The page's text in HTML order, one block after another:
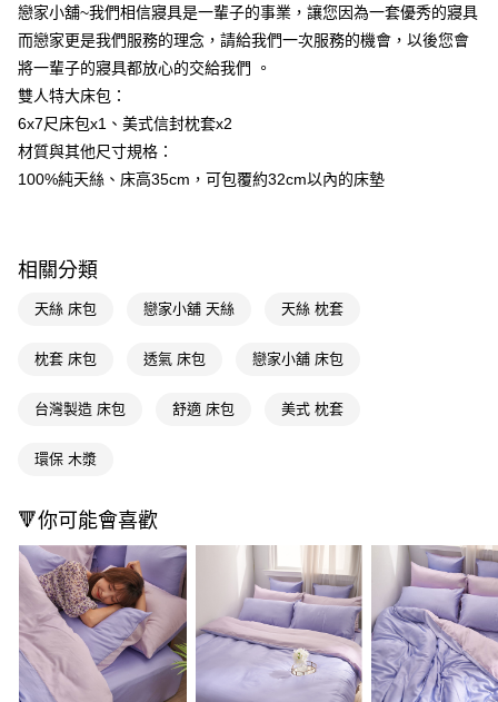
２．訂單成立數日內，您將收到繳費通知簡訊。
３．收到繳費通知簡訊後14天內，點擊此簡訊中的連結，可透過四大超商／
ATM／網路銀行／等多元方式進行付款，方視為交易完成。
※ 請注意：結帳手續完成當下不需立刻繳費，但若您需要取消訂單，請聯絡
購買商品的店家。未經商家同意取消之訂單仍視為有效，需透過AFTEE先享
後付繳納相關費用。
是否繳費成功／繳費後需取消欲退款等相關疑問，請聯繫「AFTEE先享後付
客戶支援中心」 https://netprotections.freshdesk.com/support/home
易，需依本服務之必要範圍內提供個人資料，並將交易相關給付款項請求債
權轉讓予恩沛科技股份有限公司。
https://aftee.tw/terms/#terms3
「AFTEE先享後付」，若未經同意申辦者引起之損失，本公司不負相關責
時審查核予不同之上限額度；若仍有額度不足之情形，本公司將視審查結果
５．嚴禁一人註冊多個帳號或使用他人資訊註冊。若發現惡意使用之情形，
戀家小舖~我們相信寢具是一輩子的事業，讓您因為一套優秀的寢具
而戀家更是我們服務的理念，請給我們一次服務的機會，以後您會
將一輩子的寢具都放心的交給我們 。
雙人特大床包：
6x7尺床包x1、美式信封枕套x2
材質與其他尺寸規格：
100%純天絲、床高35cm，可包覆約32cm以內的床墊
相關分類
天絲 床包 戀家小舖 天絲 天絲 枕套
枕套 床包 透氣 床包 戀家小舖 床包
台灣製造 床包 舒適 床包 美式 枕套
環保 木漿
🔻你可能會喜歡